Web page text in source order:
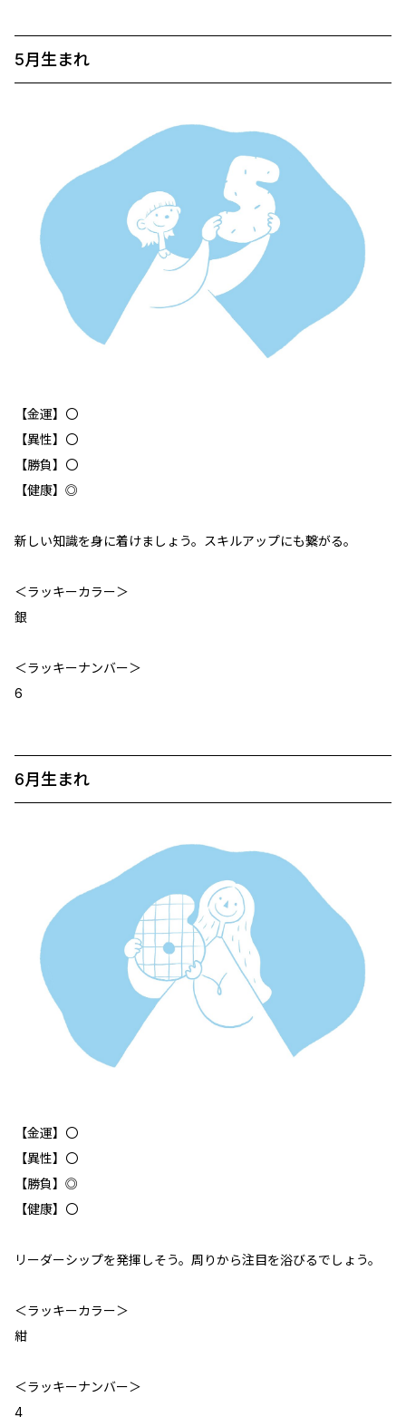
5月生まれ
【金運】〇
【異性】〇
【勝負】〇
【健康】◎
新しい知識を身に着けましょう。スキルアップにも繋がる。
＜ラッキーカラー＞
銀
＜ラッキーナンバー＞
6
6月生まれ
【金運】〇
【異性】〇
【勝負】◎
【健康】〇
リーダーシップを発揮しそう。周りから注目を浴びるでしょう。
＜ラッキーカラー＞
紺
＜ラッキーナンバー＞
4